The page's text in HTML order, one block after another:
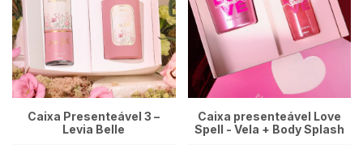
Caixa Presenteável 3 –
Levia Belle
Caixa presenteável Love
Spell - Vela + Body Splash